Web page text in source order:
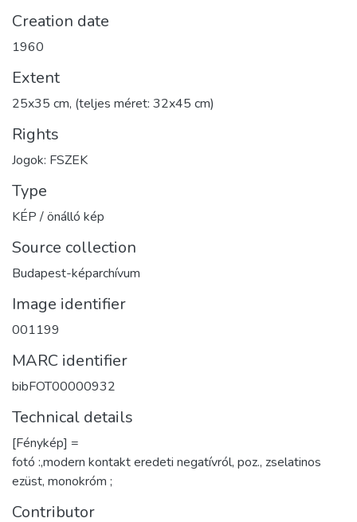
Creation date
1960
Extent
25x35 cm, (teljes méret: 32x45 cm)
Rights
Jogok: FSZEK
Type
KÉP / önálló kép
Source collection
Budapest-képarchívum
Image identifier
001199
MARC identifier
bibFOT00000932
Technical details
[Fénykép] =
fotó :,modern kontakt eredeti negatívról, poz., zselatinos
ezüst, monokróm ;
Contributor